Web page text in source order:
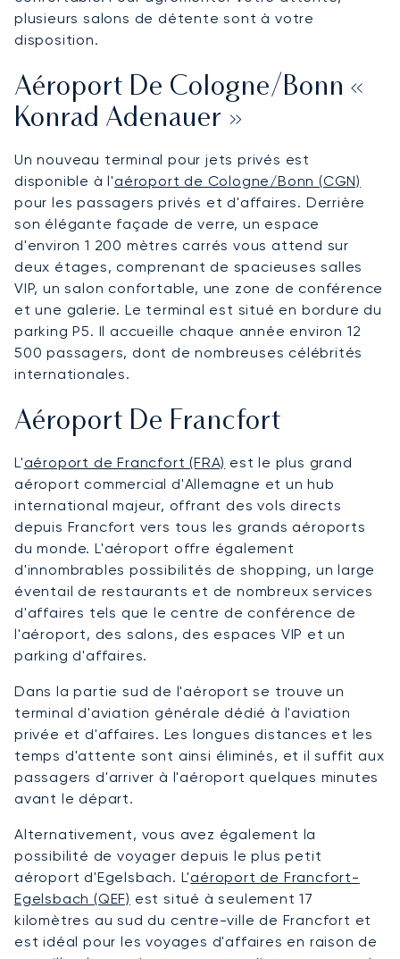
plusieurs salons de détente sont à votre
disposition.
Aéroport De Cologne/Bonn «
Konrad Adenauer »
Un nouveau terminal pour jets privés est
disponible à l'aéroport de Cologne/Bonn (CGN)
pour les passagers privés et d'affaires. Derrière
son élégante façade de verre, un espace
d'environ 1 200 mètres carrés vous attend sur
deux étages, comprenant de spacieuses salles
VIP, un salon confortable, une zone de conférence
et une galerie. Le terminal est situé en bordure du
parking P5. Il accueille chaque année environ 12
500 passagers, dont de nombreuses célébrités
internationales.
Aéroport De Francfort
L'aéroport de Francfort (FRA) est le plus grand
aéroport commercial d'Allemagne et un hub
international majeur, offrant des vols directs
depuis Francfort vers tous les grands aéroports
du monde. L'aéroport offre également
d'innombrables possibilités de shopping, un large
éventail de restaurants et de nombreux services
d'affaires tels que le centre de conférence de
l'aéroport, des salons, des espaces VIP et un
parking d'affaires.
Dans la partie sud de l'aéroport se trouve un
terminal d'aviation générale dédié à l'aviation
privée et d'affaires. Les longues distances et les
temps d'attente sont ainsi éliminés, et il suffit aux
passagers d'arriver à l'aéroport quelques minutes
avant le départ.
Alternativement, vous avez également la
possibilité de voyager depuis le plus petit
aéroport d'Egelsbach. L'aéroport de Francfort-
Egelsbach (QEF) est situé à seulement 17
kilomètres au sud du centre-ville de Francfort et
est idéal pour les voyages d'affaires en raison de